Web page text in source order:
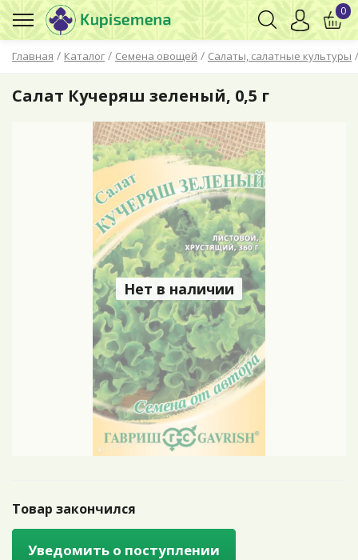
Главная / Каталог / Семена овощей / Салаты, салатные культуры
0
Салат Кучеряш зеленый, 0,5 г
Нет в наличии
Товар закончился
Уведомить о поступлении